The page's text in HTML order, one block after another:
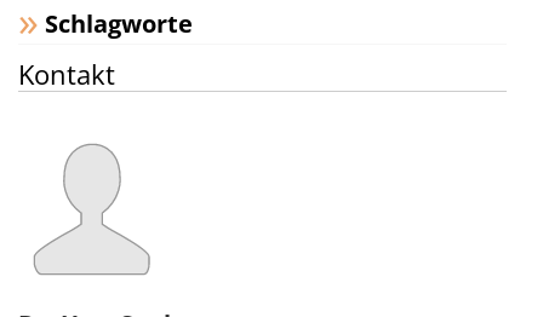
Schlagworte
Kontakt